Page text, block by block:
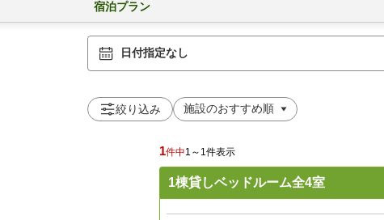
宿泊プラン
日付指定なし
絞り込み
1件中1～1件表示
1棟貸しベッドルーム全4室